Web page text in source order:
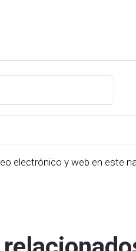
electrónico y web en este